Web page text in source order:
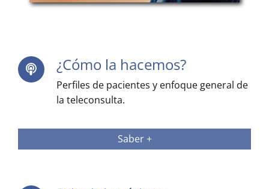
¿Cómo la hacemos?
Perfiles de pacientes y enfoque general de
la teleconsulta.
Saber +